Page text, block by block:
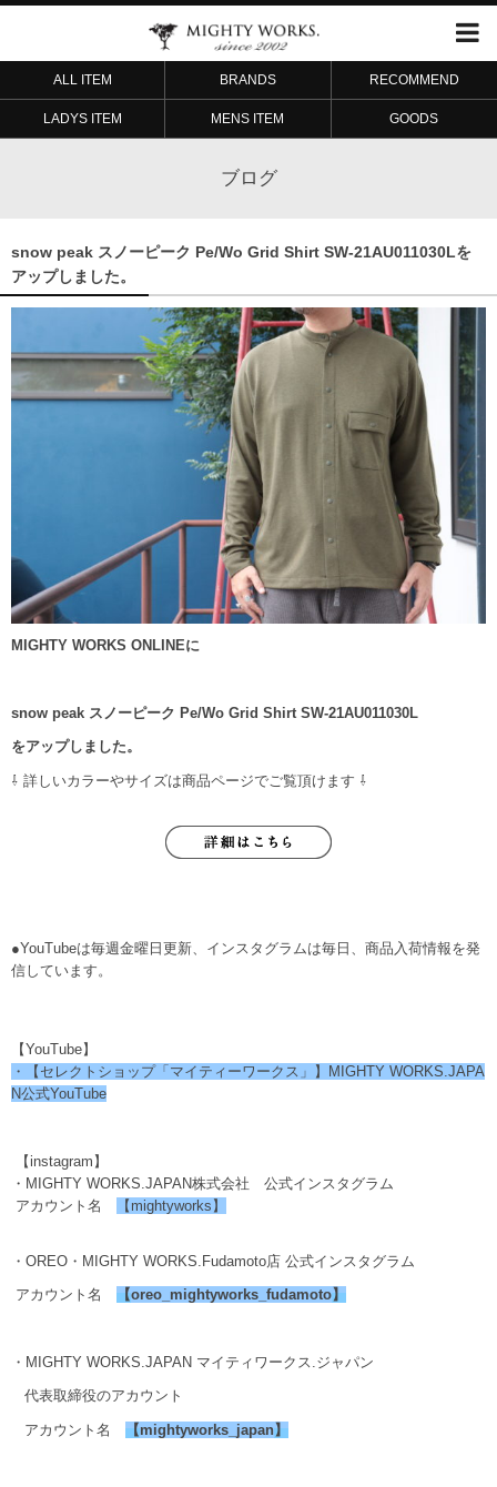
ALL ITEM BRANDS RECOMMEND
LADYS ITEM MENS ITEM GOODS
ブログ
snow peak スノーピーク Pe/Wo Grid Shirt SW-21AU011030Lを
アップしました。
MIGHTY WORKS ONLINEに
snow peak スノーピーク Pe/Wo Grid Shirt SW-21AU011030L
をアップしました。
⇩ 詳しいカラーやサイズは商品ページでご覧頂けます ⇩
●YouTubeは毎週金曜日更新、インスタグラムは毎日、商品入荷情報を発
信しています。
【YouTube】
・【セレクトショップ「マイティーワークス」】MIGHTY WORKS.JAPA
N公式YouTube
【instagram】
・MIGHTY WORKS.JAPAN株式会社 公式インスタグラム
アカウント名
【mightyworks】
・OREO・MIGHTY WORKS.Fudamoto店 公式インスタグラム
アカウント名 【oreo_mightyworks_fudamoto】
・MIGHTY WORKS.JAPAN マイティワークス.ジャパン
代表取締役のアカウント
アカウント名 【mightyworks_japan】